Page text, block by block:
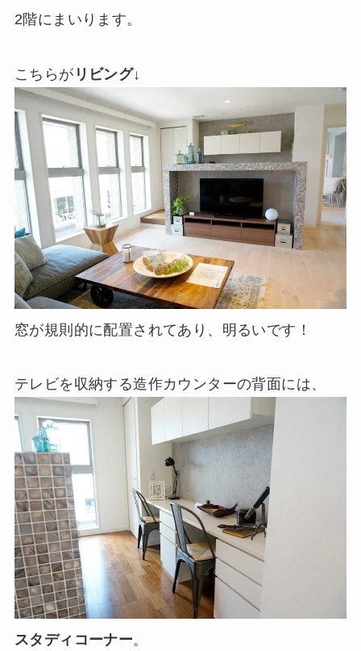
2階にまいります。
こちらが リビング↓
窓が規則的に配置されてあり、明るいです！
テレビを収納する造作カウンターの背面には、
スタディコーナー。